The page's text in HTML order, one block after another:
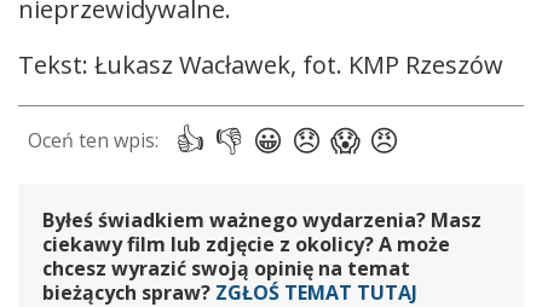
nieprzewidywalne.
Tekst: Łukasz Wacławek, fot. KMP Rzeszów
Byłeś świadkiem ważnego wydarzenia? Masz
ciekawy film lub zdjęcie z okolicy? A może
chcesz wyrazić swoją opinię na temat
bieżących spraw? ZGŁOŚ TEMAT TUTAJ